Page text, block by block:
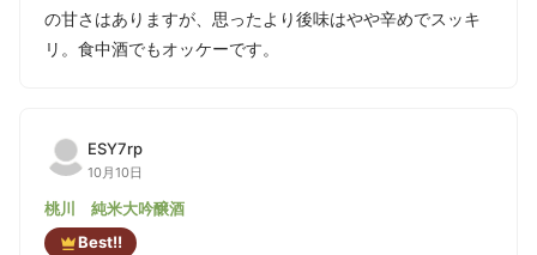
の甘さはありますが、思ったより後味はやや辛めでスッキ
リ。食中酒でもオッケーです。
ESY7rp
10月10日
桃川 純米大吟醸酒
Best!!